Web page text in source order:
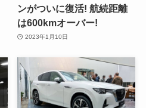
ンがついに復活! 航続距離
は600kmオーバー!
2023年1月10日